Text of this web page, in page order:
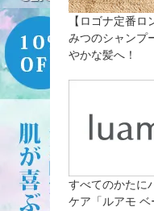
【ロゴナ定番
みつのシャンプ
やかな髪へ！
すべてのかたに
ケア「ルアモ ベ